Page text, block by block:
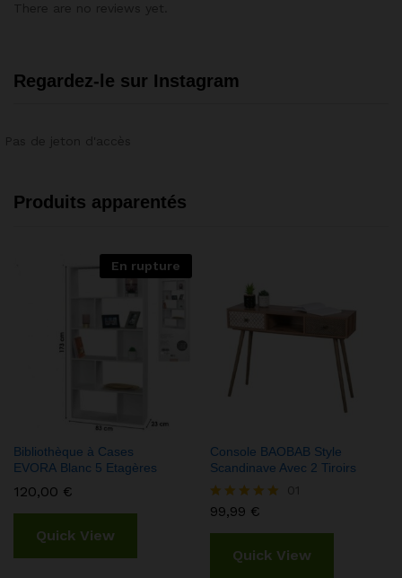
Regardez-le sur Instagram
Produits apparentés
En rupture
Bibliothèque à Cases
EVORA Blanc 5 Etagères
120,00 €
Quick View
Console BAOBAB Style
Scandinave Avec 2 Tiroirs
Note
99,99 €
Quick View